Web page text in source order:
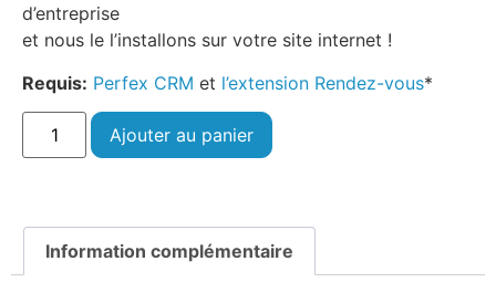
d’entreprise
et nous le l’installons sur votre site internet !
Requis: Perfex CRM et l’extension Rendez-vous*
Ajouter au panier
Information complémentaire